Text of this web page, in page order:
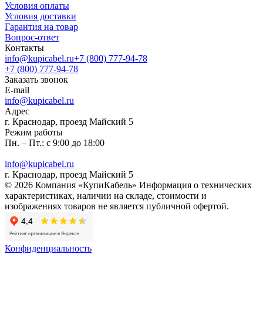
Условия оплаты
Условия доставки
Гарантия на товар
Вопрос-ответ
Контакты
info@kupicabel.ru+7 (800) 777-94-78
+7 (800) 777-94-78
Заказать звонок
E-mail
info@kupicabel.ru
Адрес
г. Краснодар, проезд Майский 5
Режим работы
Пн. – Пт.: с 9:00 до 18:00
info@kupicabel.ru
г. Краснодар, проезд Майский 5
© 2026 Компания «КупиКабель» Информация о технических
характеристиках, наличии на складе, стоимости и
изображениях товаров не является публичной офертой.
Конфиденциальность